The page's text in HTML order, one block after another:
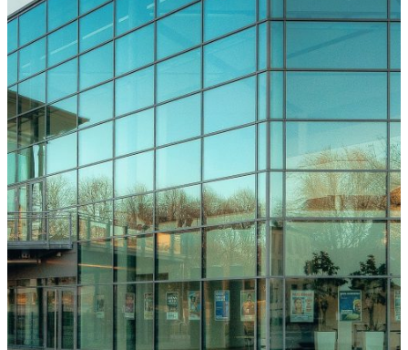
Freiburg
Downloads
Kongressarchiv
Kongressort
OsnabrückHalle
Hotels
Anreise
mit der